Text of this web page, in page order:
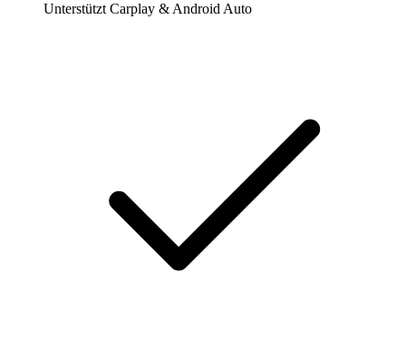
Unterstützt Carplay & Android Auto